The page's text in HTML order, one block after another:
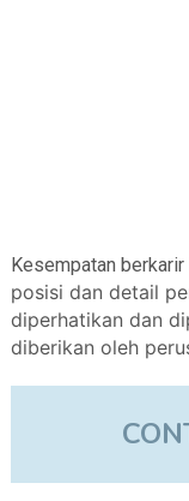
Kesempatan
posisi dan detail
diperhatikan dan
diberikan oleh